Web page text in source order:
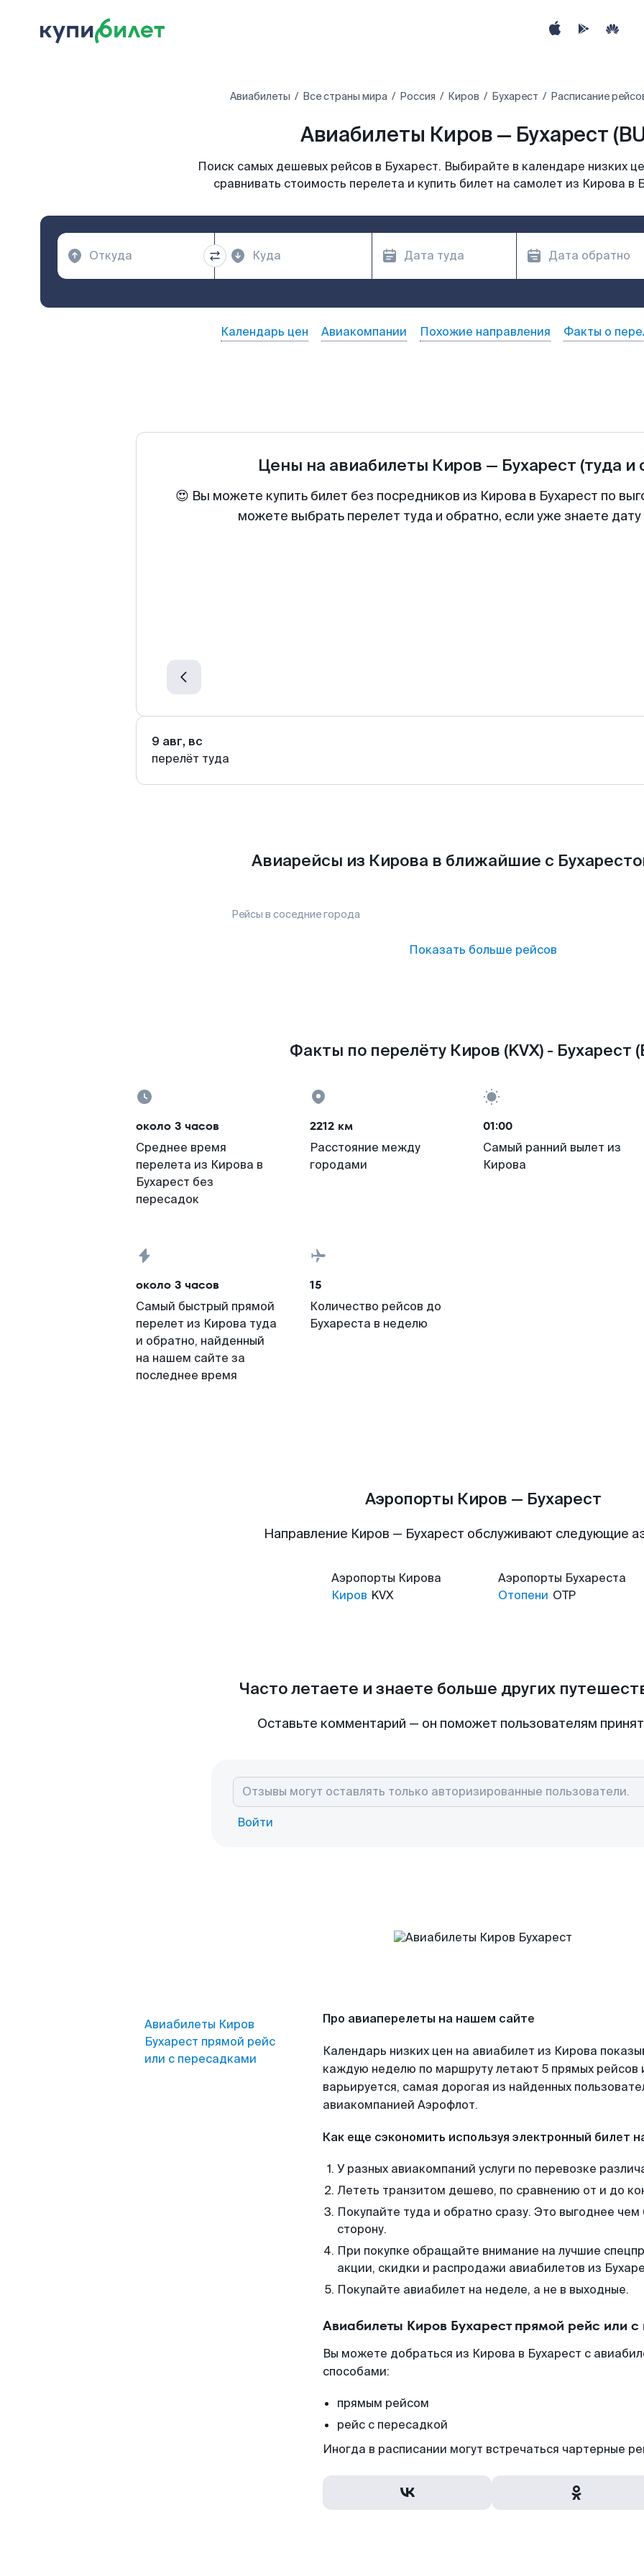
Авиабилеты Все страны мира Россия Киров Бухарест Расписание
Авиабилеты Киров — Бухарест
Поиск самых дешевых рейсов в Бухарест. Выбирайте в календаре низких
сравнивать стоимость перелета и купить билет на самолет из Кирова в
Календарь цен Авиакомпании Похожие направления Факты о
Цены на авиабилеты Киров — Бухарест (туда и
😍 Вы можете купить билет без посредников из Кирова в Бухарест по
можете выбрать перелет туда и обратно, если уже знаете
9 авг, вс
перелёт туда
Авиарейсы из Кирова в ближайшие с
Рейсы в соседние города
Показать больше рейсов
Факты по перелёту Киров (KVX) - Бухарест
около 3 часов
Среднее время
перелета из Кирова в
Бухарест без
пересадок
2212 км
Расстояние между
городами
01:00
Самый ранний вылет из
Кирова
около 3 часов
Самый быстрый прямой
перелет из Кирова туда
и обратно, найденный
на нашем сайте за
последнее время
15
Количество рейсов до
Бухареста в неделю
Аэропорты Киров — Бухарест
Направление Киров — Бухарест обслуживают следующие
Аэропорты Кирова
Киров KVX
Аэропорты Бухареста
Отопени OTP
Часто летаете и знаете больше других
Оставьте комментарий — он поможет пользователям
Войти
Авиабилеты Киров
Бухарест прямой рейс
или с пересадками
Про авиаперелеты на нашем сайте
Календарь низких цен на авиабилет из Кирова
каждую неделю по маршруту летают 5 прямых рейсов
варьируется, самая дорогая из найденных
авиакомпанией Аэрофлот.
Как еще сэкономить используя электронный билет
У разных авиакомпаний услуги по перевозке
Лететь транзитом дешево, по сравнению от и до
Покупайте туда и обратно сразу. Это выгоднее
сторону.
При покупке обращайте внимание на лучшие
акции, скидки и распродажи авиабилетов из
Покупайте авиабилет на неделе, а не в выходные.
Авиабилеты Киров Бухарест прямой рейс или
Вы можете добраться из Кирова в Бухарест с
способами:
прямым рейсом
рейс с пересадкой
Иногда в расписании могут встречаться чартерные